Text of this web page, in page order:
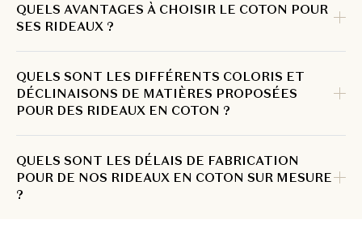
QUELS AVANTAGES À CHOISIR LE COTON POUR
SES RIDEAUX ?
QUELS SONT LES DIFFÉRENTS COLORIS ET
DÉCLINAISONS DE MATIÈRES PROPOSÉES
POUR DES RIDEAUX EN COTON ?
QUELS SONT LES DÉLAIS DE FABRICATION
POUR DE NOS RIDEAUX EN COTON SUR MESURE
?